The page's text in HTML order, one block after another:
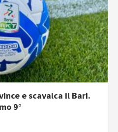
e scavalca il Bari.
9°